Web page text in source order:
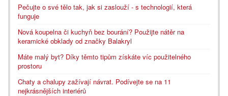
Pečujte o své tělo tak, jak si zaslouží - s technologií, která
funguje
Nová koupelna či kuchyň bez bourání? Použijte nátěr na
keramické obklady od značky Balakryl
Máte malý byt? Díky těmto tipům získáte víc použitelného
prostoru
Chaty a chalupy zažívají návrat. Podívejte se na 11
nejkrásnějších interiérů